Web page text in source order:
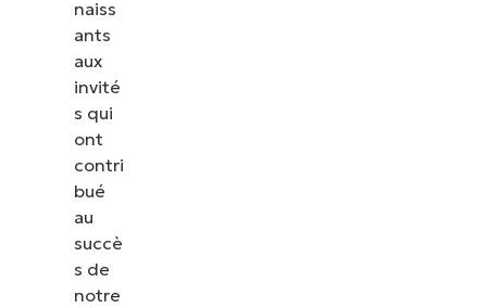
naiss
ants
aux
invité
s qui
ont
contri
bué
au
succè
s de
notre